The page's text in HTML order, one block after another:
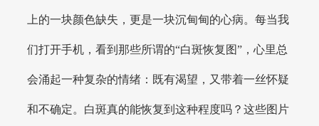
上的一块颜色缺失，更是一块沉甸甸的心病。每当我
们打开手机，看到那些所谓的“白斑恢复图”，心里总
会涌起一种复杂的情绪：既有渴望，又带着一丝怀疑
和不确定。白斑真的能恢复到这种程度吗？这些图片